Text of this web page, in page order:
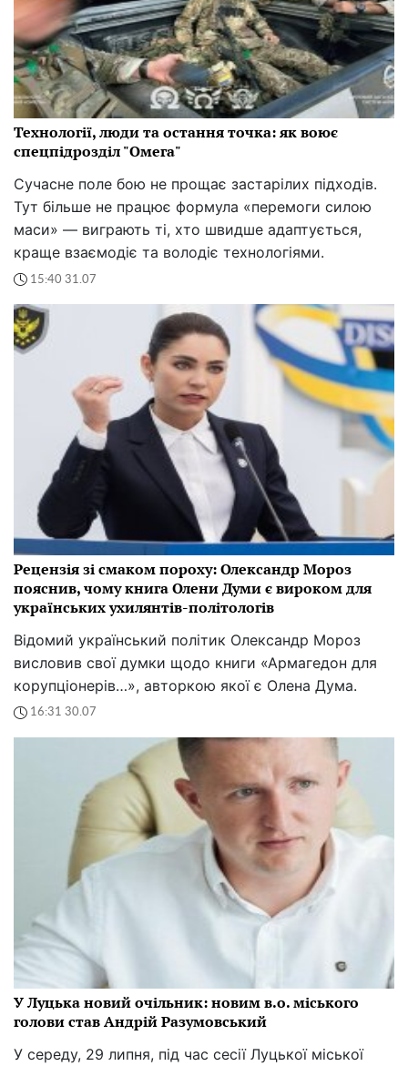
Технології, люди та остання точка: як воює
спецпідрозділ "Омега"
Сучасне поле бою не прощає застарілих підходів.
Тут більше не працює формула «перемоги силою
маси» — виграють ті, хто швидше адаптується,
краще взаємодіє та володіє технологіями.
15:40 31.07
Рецензія зі смаком пороху: Олександр Мороз
пояснив, чому книга Олени Думи є вироком для
українських ухилянтів-політологів
Відомий український політик Олександр Мороз
висловив свої думки щодо книги «Армагедон для
корупціонерів…», авторкою якої є Олена Дума.
16:31 30.07
У Луцька новий очільник: новим в.о. міського
голови став Андрій Разумовський
У середу, 29 липня, під час сесії Луцької міської